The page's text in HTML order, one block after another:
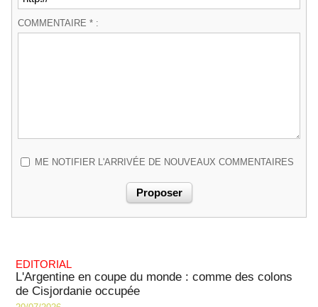
COMMENTAIRE * :
ME NOTIFIER L'ARRIVÉE DE NOUVEAUX COMMENTAIRES
EDITORIAL
L'Argentine en coupe du monde : comme des colons
de Cisjordanie occupée